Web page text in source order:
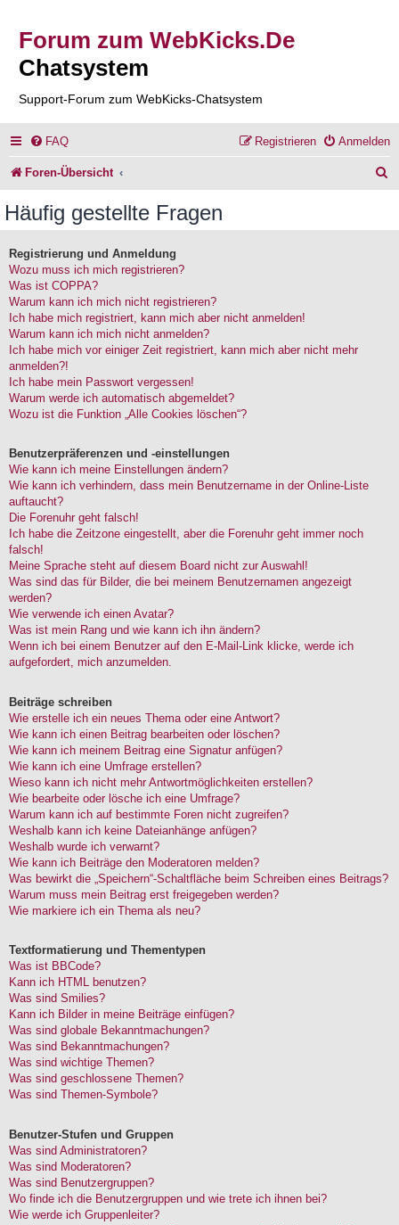
Forum zum WebKicks.De
Chatsystem
Support-Forum zum WebKicks-Chatsystem
FAQ Anmelden
Registrieren
Foren-Übersicht
Häufig gestellte Fragen
Registrierung und Anmeldung
Wozu muss ich mich registrieren?
Was ist COPPA?
Warum kann ich mich nicht registrieren?
Ich habe mich registriert, kann mich aber nicht anmelden!
Warum kann ich mich nicht anmelden?
Ich habe mich vor einiger Zeit registriert, kann mich aber nicht mehr
anmelden?!
Ich habe mein Passwort vergessen!
Warum werde ich automatisch abgemeldet?
Wozu ist die Funktion „Alle Cookies löschen“?
Benutzerpräferenzen und -einstellungen
Wie kann ich meine Einstellungen ändern?
Wie kann ich verhindern, dass mein Benutzername in der Online-Liste
auftaucht?
Die Forenuhr geht falsch!
Ich habe die Zeitzone eingestellt, aber die Forenuhr geht immer noch
falsch!
Meine Sprache steht auf diesem Board nicht zur Auswahl!
Was sind das für Bilder, die bei meinem Benutzernamen angezeigt
werden?
Wie verwende ich einen Avatar?
Was ist mein Rang und wie kann ich ihn ändern?
Wenn ich bei einem Benutzer auf den E-Mail-Link klicke, werde ich
aufgefordert, mich anzumelden.
Beiträge schreiben
Wie erstelle ich ein neues Thema oder eine Antwort?
Wie kann ich einen Beitrag bearbeiten oder löschen?
Wie kann ich meinem Beitrag eine Signatur anfügen?
Wie kann ich eine Umfrage erstellen?
Wieso kann ich nicht mehr Antwortmöglichkeiten erstellen?
Wie bearbeite oder lösche ich eine Umfrage?
Warum kann ich auf bestimmte Foren nicht zugreifen?
Weshalb kann ich keine Dateianhänge anfügen?
Weshalb wurde ich verwarnt?
Wie kann ich Beiträge den Moderatoren melden?
Was bewirkt die „Speichern“-Schaltfläche beim Schreiben eines Beitrags?
Warum muss mein Beitrag erst freigegeben werden?
Wie markiere ich ein Thema als neu?
Textformatierung und Thementypen
Was ist BBCode?
Kann ich HTML benutzen?
Was sind Smilies?
Kann ich Bilder in meine Beiträge einfügen?
Was sind globale Bekanntmachungen?
Was sind Bekanntmachungen?
Was sind wichtige Themen?
Was sind geschlossene Themen?
Was sind Themen-Symbole?
Benutzer-Stufen und Gruppen
Was sind Administratoren?
Was sind Moderatoren?
Was sind Benutzergruppen?
Wo finde ich die Benutzergruppen und wie trete ich ihnen bei?
Wie werde ich Gruppenleiter?